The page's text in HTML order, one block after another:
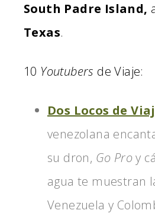
South Padre Island,
Texas.
10 Youtubers de Viaje:
Dos Locos de
venezolana
su dron, Go Proy
agua te muestran
Venezuela y